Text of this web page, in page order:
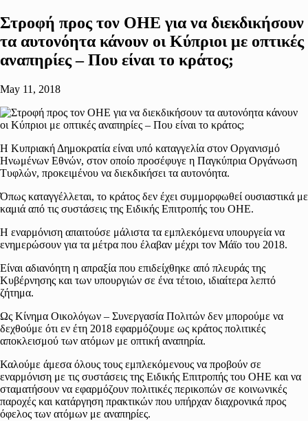
Στροφή προς τον ΟΗΕ για να διεκδικήσουν
τα αυτονόητα κάνουν οι Κύπριοι με οπτικές
αναπηρίες – Που είναι το κράτος;
May 11, 2018
Η Κυπριακή Δημοκρατία είναι υπό καταγγελία στον Οργανισμό
Ηνωμένων Εθνών, στον οποίο προσέφυγε η Παγκύπρια Οργάνωση
Τυφλών, προκειμένου να διεκδικήσει τα αυτονόητα.
Όπως καταγγέλλεται, το κράτος δεν έχει συμμορφωθεί ουσιαστικά με
καμιά από τις συστάσεις της Ειδικής Επιτροπής του ΟΗΕ.
Η εναρμόνιση απαιτούσε μάλιστα τα εμπλεκόμενα υπουργεία να
ενημερώσουν για τα μέτρα που έλαβαν μέχρι τον Μάϊο του 2018.
Είναι αδιανόητη η απραξία που επιδείχθηκε από πλευράς της
Κυβέρνησης και των υπουργιών σε ένα τέτοιο, ιδιαίτερα λεπτό
ζήτημα.
Ως Κίνημα Οικολόγων – Συνεργασία Πολιτών δεν μπορούμε να
δεχθούμε ότι εν έτη 2018 εφαρμόζουμε ως κράτος πολιτικές
αποκλεισμού των ατόμων με οπτική αναπηρία.
Καλούμε άμεσα όλους τους εμπλεκόμενους να προβούν σε
εναρμόνιση με τις συστάσεις της Ειδικής Επιτροπής του ΟΗΕ και να
σταματήσουν να εφαρμόζουν πολιτικές περικοπών σε κοινωνικές
παροχές και κατάργηση πρακτικών που υπήρχαν διαχρονικά προς
όφελος των ατόμων με αναπηρίες.